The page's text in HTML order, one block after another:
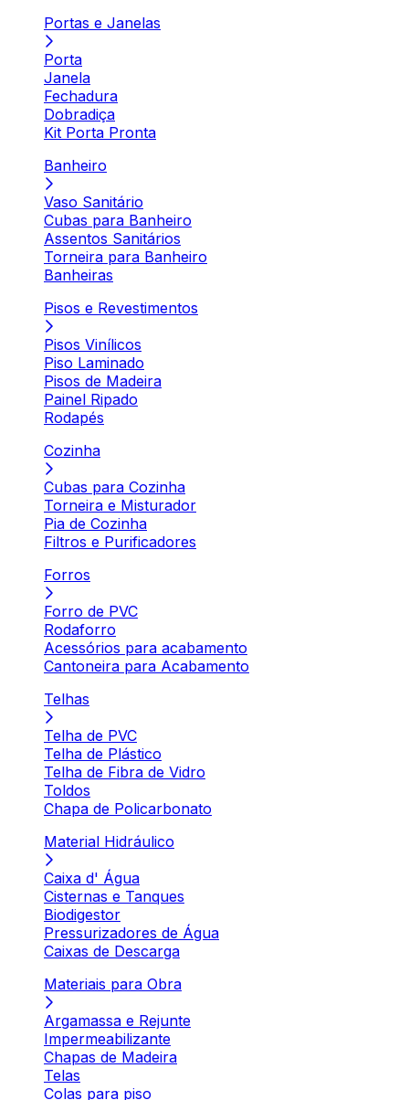
Portas e Janelas
Porta
Janela
Fechadura
Dobradiça
Kit Porta Pronta
Banheiro
Vaso Sanitário
Cubas para Banheiro
Assentos Sanitários
Torneira para Banheiro
Banheiras
Pisos e Revestimentos
Pisos Vinílicos
Piso Laminado
Pisos de Madeira
Painel Ripado
Rodapés
Cozinha
Cubas para Cozinha
Torneira e Misturador
Pia de Cozinha
Filtros e Purificadores
Forros
Forro de PVC
Rodaforro
Acessórios para acabamento
Cantoneira para Acabamento
Telhas
Telha de PVC
Telha de Plástico
Telha de Fibra de Vidro
Toldos
Chapa de Policarbonato
Material Hidráulico
Caixa d' Água
Cisternas e Tanques
Biodigestor
Pressurizadores de Água
Caixas de Descarga
Materiais para Obra
Argamassa e Rejunte
Impermeabilizante
Chapas de Madeira
Telas
Colas para piso